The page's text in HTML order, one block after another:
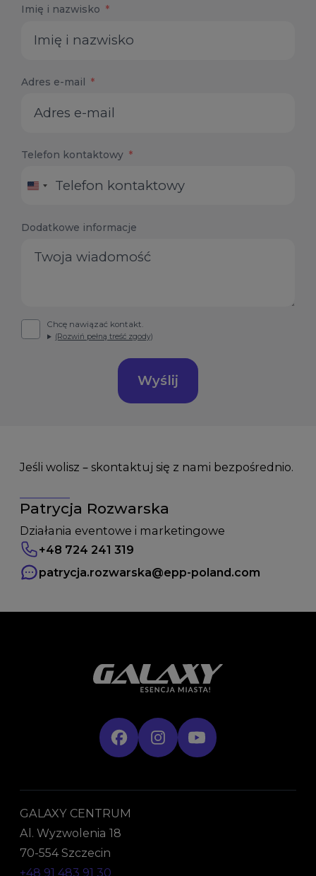
Jeśli wolisz – skontaktuj się z nami bezpośrednio.
Patrycja Rozwarska
Działania eventowe i marketingowe
+48 724 241 319
patrycja.rozwarska@epp-poland.com
Imię i nazwisko
Adres e-mail
Telefon kontaktowy
United
+1
Dodatkowe informacje
Chcę nawiązać kontakt.
(Rozwiń pełną treść zgody)
Wyślij
GALAXY CENTRUM
Al. Wyzwolenia 18
70-554 Szczecin
+48 91 483 91 30